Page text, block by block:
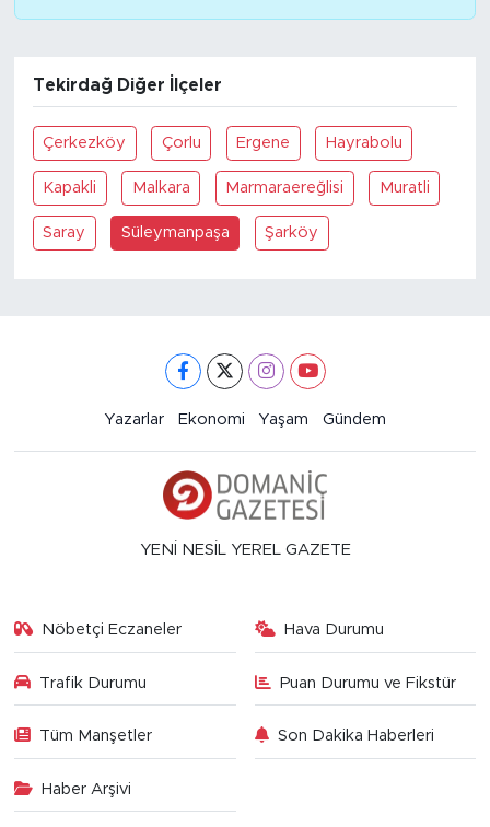
Tekirdağ Diğer İlçeler
Çerkezköy Çorlu Ergene Hayrabolu
Kapakli Malkara Marmaraereğlisi Muratli
Saray Süleymanpaşa Şarköy
Yazarlar Ekonomi Yaşam Gündem
YENİ NESİL YEREL GAZETE
Nöbetçi Eczaneler Hava Durumu
Trafik Durumu Puan Durumu ve Fikstür
Tüm Manşetler Son Dakika Haberleri
Haber Arşivi